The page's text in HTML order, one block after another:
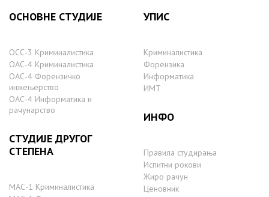
ОСНОВНЕ СТУДИЈЕ
ОСС-3 Криминалистика
ОАС-4 Криминалистика
ОАС-4 Форензичко
инжењерство
ОАС-4 Информатика и
рачунарство
СТУДИЈЕ ДРУГОГ
СТЕПЕНА
МАС-1 Криминалистика
УПИС
Криминалистика
Форензика
Информатика
ИМТ
ИНФО
Правила студирања
Испитни рокови
Жиро рачун
Ценовник